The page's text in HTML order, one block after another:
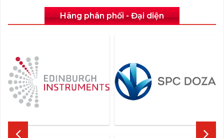
Hãng phân phối - Đại diện